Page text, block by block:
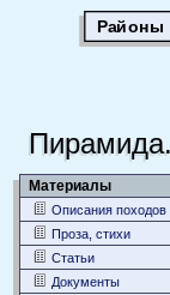
Районы
Материалы
Описания походов
Проза, стихи
Статьи
Документы